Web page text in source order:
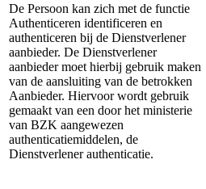
De Persoon kan zich met de functie
Authenticeren identificeren en
authenticeren bij de Dienstverlener
aanbieder. De Dienstverlener
aanbieder moet hierbij gebruik maken
van de aansluiting van de betrokken
Aanbieder. Hiervoor wordt gebruik
gemaakt van een door het ministerie
van BZK aangewezen
authenticatiemiddelen, de
Dienstverlener authenticatie.